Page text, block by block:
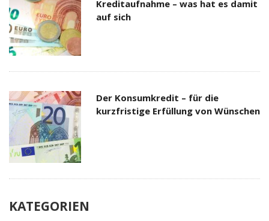
Kreditaufnahme – was hat es damit
auf sich
Der Konsumkredit – für die
kurzfristige Erfüllung von Wünschen
KATEGORIEN